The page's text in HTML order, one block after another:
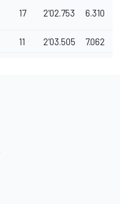
17 2'02.753 6.310
11 2'03.505 7.062